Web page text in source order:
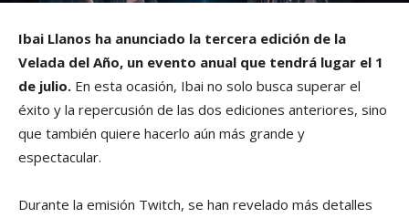
Ibai Llanos ha anunciado la tercera edición de la
Velada del Año, un evento anual que tendrá lugar el 1
de julio. En esta ocasión, Ibai no solo busca superar el
éxito y la repercusión de las dos ediciones anteriores, sino
que también quiere hacerlo aún más grande y
espectacular.
Durante la emisión Twitch, se han revelado más detalles